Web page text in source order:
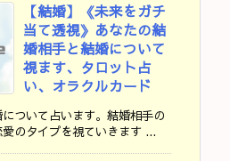
【結婚】《未来をガチ
当て透視》あなたの結
婚相手と結婚について
視ます、タロット占
い、オラクルカード
ついて占います。結婚相手の
のタイプを視ていきます ...